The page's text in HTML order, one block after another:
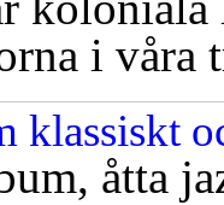
i våra
klassiskt
åtta